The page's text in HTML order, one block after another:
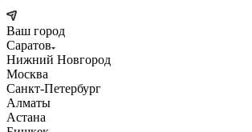
Ваш город
Саратов
Нижний Новгород
Москва
Санкт-Петербург
Алматы
Астана